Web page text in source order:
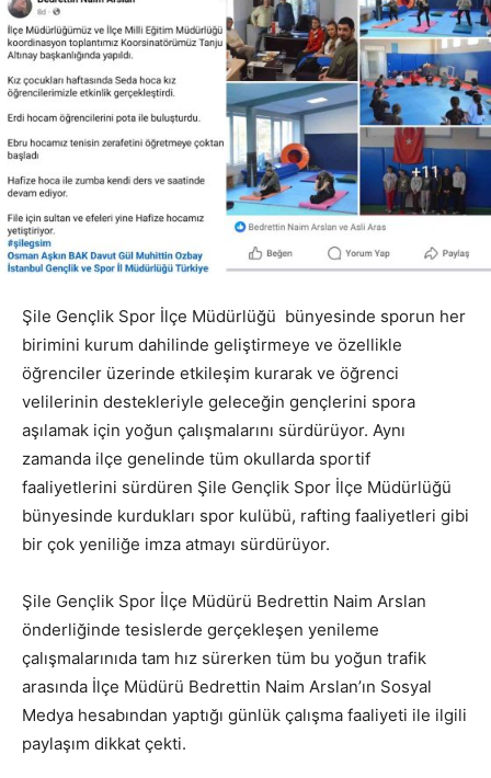
Şile Gençlik Spor İlçe Müdürlüğü bünyesinde sporun her
birimini kurum dahilinde geliştirmeye ve özellikle
öğrenciler üzerinde etkileşim kurarak ve öğrenci
velilerinin destekleriyle geleceğin gençlerini spora
aşılamak için yoğun çalışmalarını sürdürüyor. Aynı
zamanda ilçe genelinde tüm okullarda sportif
faaliyetlerini sürdüren Şile Gençlik Spor İlçe Müdürlüğü
bünyesinde kurdukları spor kulübü, rafting faaliyetleri gibi
bir çok yeniliğe imza atmayı sürdürüyor.
Şile Gençlik Spor İlçe Müdürü Bedrettin Naim Arslan
önderliğinde tesislerde gerçekleşen yenileme
çalışmalarınıda tam hız sürerken tüm bu yoğun trafik
arasında İlçe Müdürü Bedrettin Naim Arslan’ın Sosyal
Medya hesabından yaptığı günlük çalışma faaliyeti ile ilgili
paylaşım dikkat çekti.